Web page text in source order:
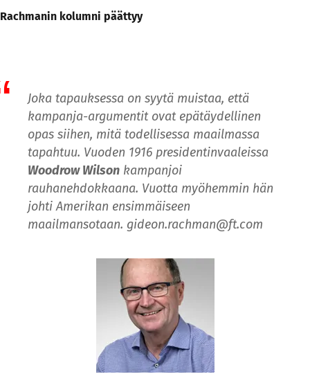
Rachmanin kolumni päättyy
Joka tapauksessa on syytä muistaa, että
kampanja-argumentit ovat epätäydellinen
opas siihen, mitä todellisessa maailmassa
tapahtuu. Vuoden 1916 presidentinvaaleissa
Woodrow Wilson kampanjoi
rauhanehdokkaana. Vuotta myöhemmin hän
johti Amerikan ensimmäiseen
maailmansotaan. gideon.rachman@ft.com